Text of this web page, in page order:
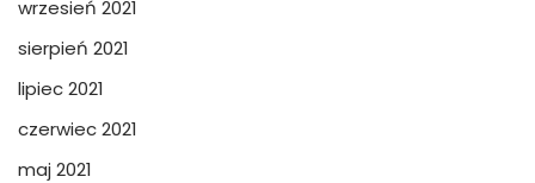
wrzesień 2021
sierpień 2021
lipiec 2021
czerwiec 2021
maj 2021